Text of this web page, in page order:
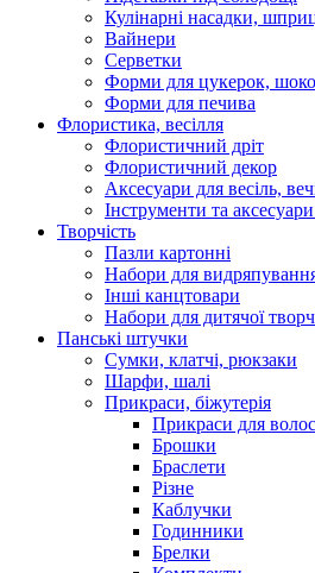
Кулінарні насадки,
Вайнери
Серветки
Форми для цукерок,
Форми для печива
Флористика, весілля
Флористичний дріт
Флористичний декор
Аксесуари для весіль,
Інструменти та
Творчість
Пазли картонні
Набори для
Інші канцтовари
Набори для дитячої
Панські штучки
Сумки, клатчі, рюкзаки
Шарфи, шалі
Прикраси, біжутерія
Прикраси для
Брошки
Браслети
Різне
Каблучки
Годинники
Брелки